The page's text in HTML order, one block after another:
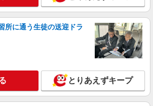
所に通う生徒の送迎ドラ
とりあえずキープ